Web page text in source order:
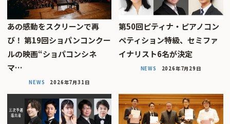
あの感動をスクリーンで再
び！ 第19回ショパンコンクー
ルの映画“ショパコンシネ
マ…
NEWS 2026年7月31日
第50回ピティナ・ピアノコン
ペティション特級、セミファ
イナリスト6名が決定
NEWS 2026年7月29日